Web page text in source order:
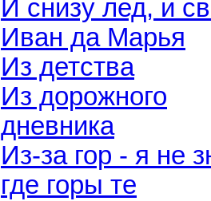
И снизу лед, и
Иван да Марья
Из детства
Из дорожного
дневника
Из-за гор - я не
где горы те